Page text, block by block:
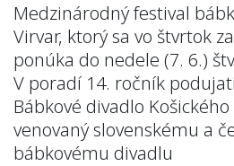
Medzinárodný festival
Virvar, ktorý sa vo štvrtok
ponúka do nedele (7. 6.)
V poradí 14. ročník
Bábkové divadlo
venovaný slovenskému a
bábkovému divadlu